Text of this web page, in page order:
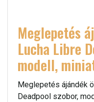
Meglepetés
Lucha Libre
modell,
Meglepetés ájándék
Deadpool szobor,